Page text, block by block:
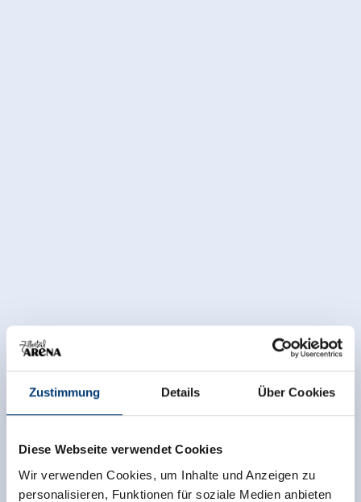
Zustimmung Details Über Cookies
Diese Webseite verwendet Cookies
Wir verwenden Cookies, um Inhalte und Anzeigen zu
personalisieren, Funktionen für soziale Medien anbieten